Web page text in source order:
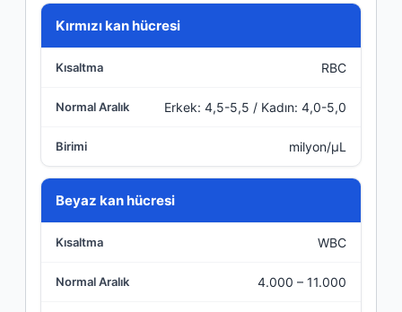
Kırmızı kan hücresi
RBC
Erkek: 4,5-5,5 / Kadın: 4,0-5,0
milyon/µL
Beyaz kan hücresi
WBC
4.000 – 11.000